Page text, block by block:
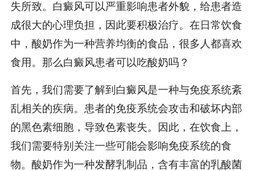
失所致。白癜风可以严重影响患者外貌，给患者造
成很大的心理负担，因此要积极治疗。在日常饮食
中，酸奶作为一种营养均衡的食品，很多人都喜欢
食用。那么白癜风患者可以吃酸奶吗？
首先，我们需要了解到白癜风是一种与免疫系统紊
乱相关的疾病。患者的免疫系统会攻击和破坏内部
的黑色素细胞，导致色素丧失。因此，在饮食上，
我们需要特别关注一些可能会影响免疫系统的食
物。酸奶作为一种发酵乳制品，含有丰富的乳酸菌